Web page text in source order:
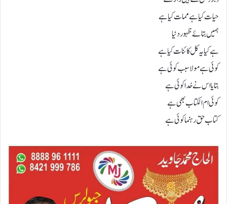
حیات کیا ہے ممات کیا ہے
ہمیں بتائے ظہور دنیا
ہے کیا یہ کل کائنات کیا ہے
کوئی ہے مولاسبب کوئی ہے
بتایا اس نے خدا کوئی ہے
کوئی ام الکتاب بھی ہے
کتاب حق رہنما کوئی ہے